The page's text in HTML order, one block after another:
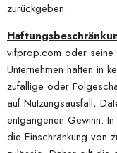
zurückgeben.
vifprop.com oder
Unternehmen haften in
zufällige oder
auf Nutzungsausfall,
entgangenen Gewinn.
die Einschränkung von